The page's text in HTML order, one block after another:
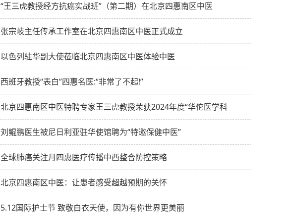
“王三虎教授经方抗癌实战班”（第二期）在北京四惠南区中医
张宗岐主任传承工作室在北京四惠南区中医正式成立
以色列驻华副大使莅临北京四惠南区中医体验中医
西班牙教授“表白”四惠名医:“非常了不起!”
北京四惠南区中医特聘专家王三虎教授荣获2024年度“华佗医学科
刘鲲鹏医生被尼日利亚驻华使馆聘为“特邀保健中医”
全球肺癌关注月四惠医疗传播中西整合防控策略
北京四惠南区中医：让患者感受超越预期的关怀
5.12国际护士节 致敬白衣天使，因为有你世界更美丽